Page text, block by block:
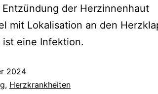
der Herzinnenhaut
mit Lokalisation an den
ist eine Infektion.
2024
, Herzkrankheiten